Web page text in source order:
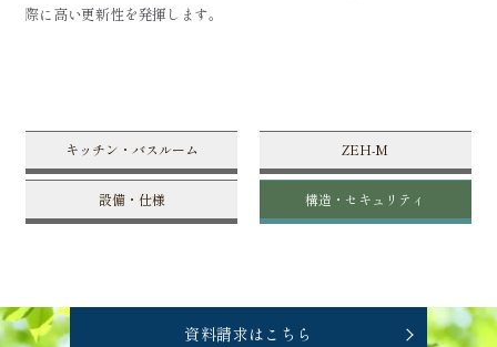
際に高い更新性を発揮します。
キッチン・バスルーム ZEH-M
設備・仕様 構造・セキュリティ
資料請求はこちら